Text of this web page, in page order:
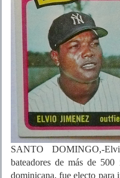
SANTO DOMINGO,-
bateadores de más de
dominicana, fue electo para